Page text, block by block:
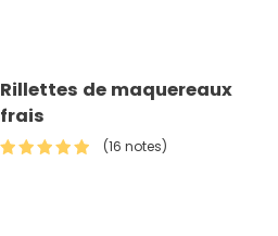
Rillettes de maquereaux
frais
(16 notes)